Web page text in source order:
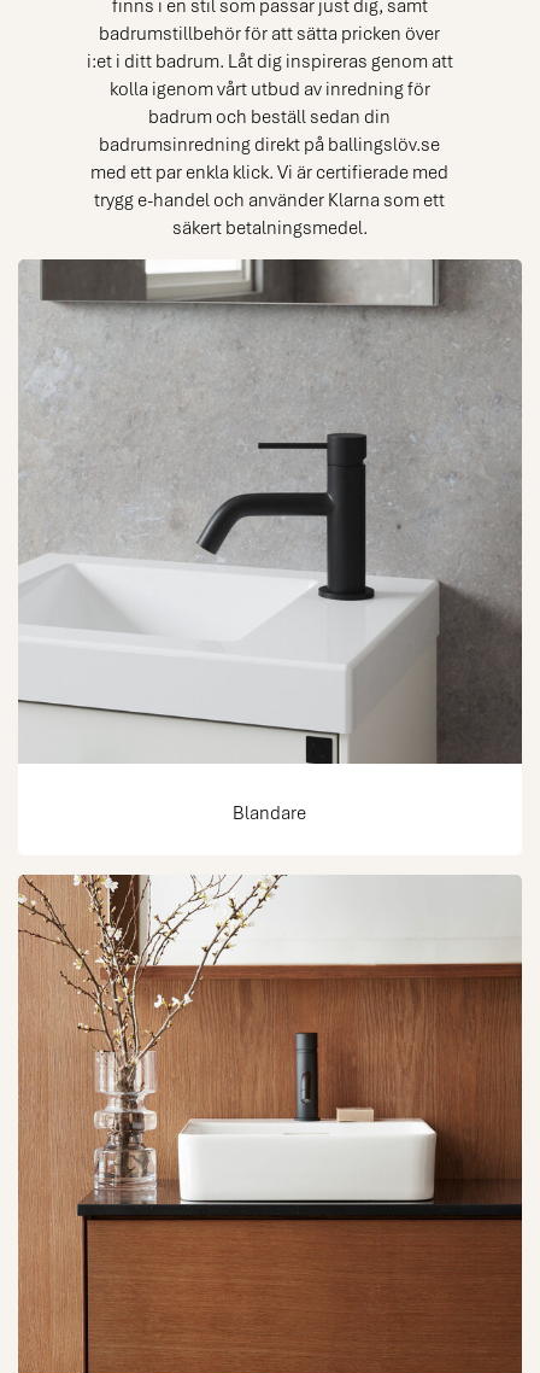
badrumstillbehörför att sätta pricken över
i:et i ditt badrum. Låt dig inspireras genom att
kolla igenom vårt utbud av inredning för
badrum och beställ sedan din
badrumsinredning direkt på ballingslöv.se
med ett par enkla klick. Vi är certifierade med
trygg e-handel och använder Klarna som ett
säkert betalningsmedel.
Blandare